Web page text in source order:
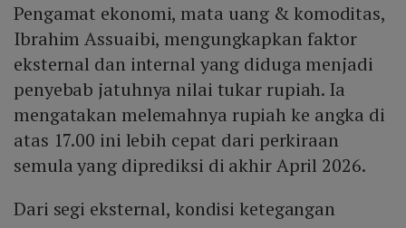
Pengamat ekonomi, mata uang & komoditas,
Ibrahim Assuaibi, mengungkapkan faktor
eksternal dan internal yang diduga menjadi
penyebab jatuhnya nilai tukar rupiah. Ia
mengatakan melemahnya rupiah ke angka di
atas 17.00 ini lebih cepat dari perkiraan
semula yang diprediksi di akhir April 2026.
Dari segi eksternal, kondisi ketegangan